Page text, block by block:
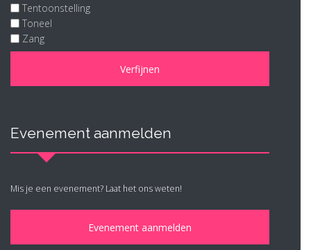
Tentoonstelling
Toneel
Zang
Evenement aanmelden
Mis je een evenement? Laat het ons weten!